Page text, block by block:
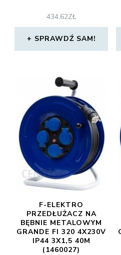
434,62ZŁ
SPRAWDŹ SAM!
F-ELEKTRO
PRZEDŁUŻACZ NA
BĘBNIE METALOWYM
GRANDE FI 320 4X230V
IP44 3X1,5 40M
(1460027)